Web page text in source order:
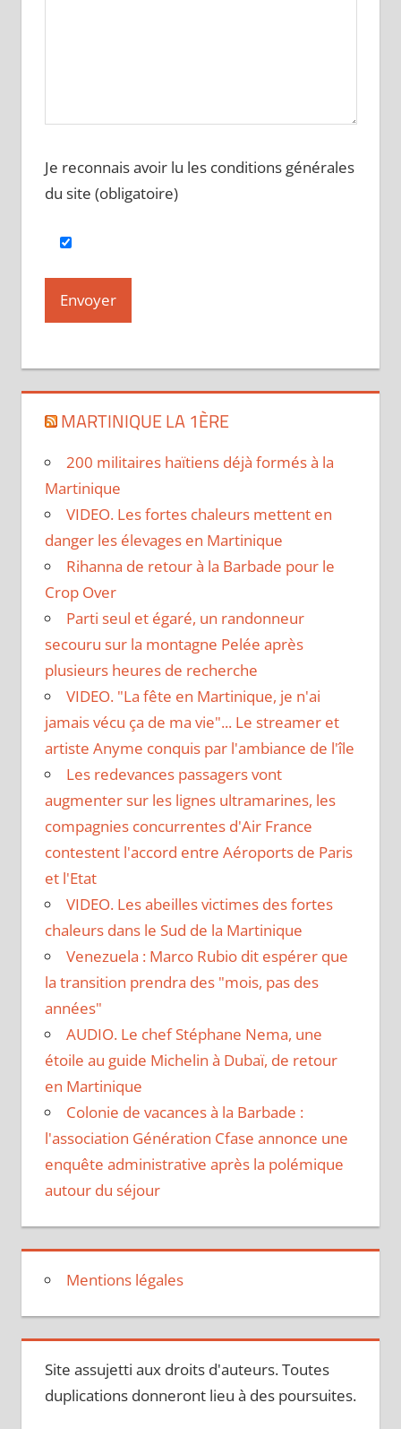
Je reconnais avoir lu les conditions générales
du site (obligatoire)
MARTINIQUE LA 1ÈRE
200 militaires haïtiens déjà formés à la
Martinique
VIDEO. Les fortes chaleurs mettent en
danger les élevages en Martinique
Rihanna de retour à la Barbade pour le
Crop Over
Parti seul et égaré, un randonneur
secouru sur la montagne Pelée après
plusieurs heures de recherche
VIDEO. "La fête en Martinique, je n'ai
jamais vécu ça de ma vie"... Le streamer et
artiste Anyme conquis par l'ambiance de l'île
Les redevances passagers vont
augmenter sur les lignes ultramarines, les
compagnies concurrentes d'Air France
contestent l'accord entre Aéroports de Paris
et l'Etat
VIDEO. Les abeilles victimes des fortes
chaleurs dans le Sud de la Martinique
Venezuela : Marco Rubio dit espérer que
la transition prendra des "mois, pas des
années"
AUDIO. Le chef Stéphane Nema, une
étoile au guide Michelin à Dubaï, de retour
en Martinique
Colonie de vacances à la Barbade :
l'association Génération Cfase annonce une
enquête administrative après la polémique
autour du séjour
Mentions légales
Site assujetti aux droits d'auteurs. Toutes
duplications donneront lieu à des poursuites.